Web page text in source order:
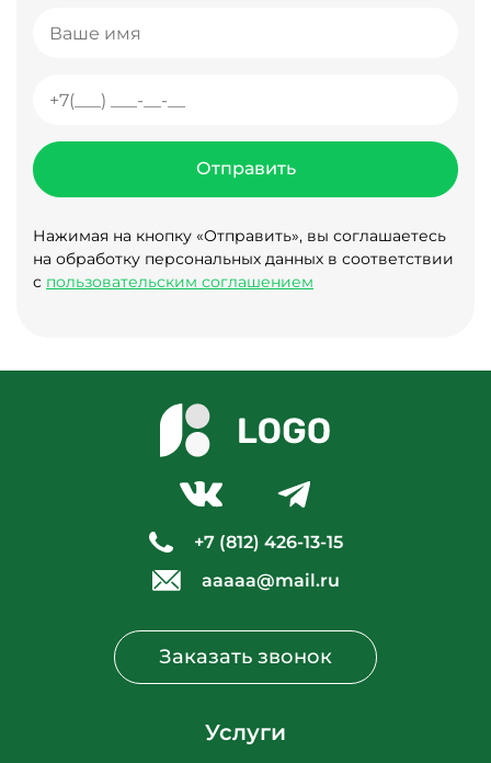
Нажимая на кнопку «Отправить», вы соглашаетесь
на обработку персональных данных в соответствии
с пользовательским соглашением
Услуги
Заказать звонок
+7 (812) 426-13-15
aaaaa@mail.ru